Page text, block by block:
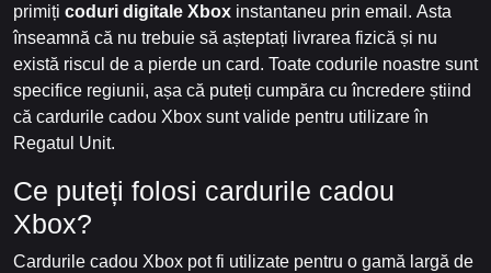
primiți coduri digitale Xbox instantaneu prin email. Asta
înseamnă că nu trebuie să așteptați livrarea fizică și nu
există riscul de a pierde un card. Toate codurile noastre sunt
specifice regiunii, așa că puteți cumpăra cu încredere știind
că cardurile cadou Xbox sunt valide pentru utilizare în
Regatul Unit.
Ce puteți folosi cardurile cadou
Xbox?
Cardurile cadou Xbox pot fi utilizate pentru o gamă largă de